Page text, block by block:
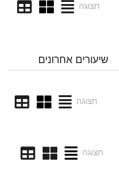
תצוגה
שיעורים אחרונים
תצוגה
תצוגה